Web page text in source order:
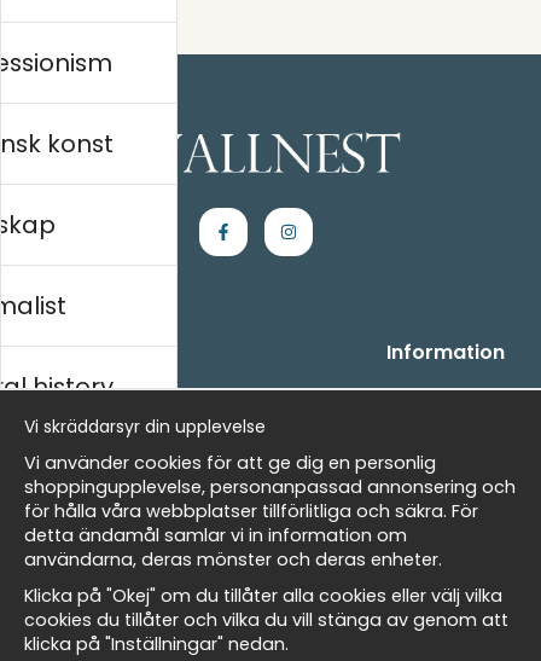
Handla
- Frågor? Vi hjälper dig gärna.
- När du handlar hos oss
- Returer och återbetalningar
- Leverans - enkelt, snabbt &amp; gratis
- Cookies på Wallnest
- Här hittar du dina sparade favoriter
Information
Vi är Wallnest
Nyhetsbrev
Få våra bästa erbjudanden och nyheter!
konst
history
Vi skräddarsyr din upplevelse
Vi använder cookies för att ge dig en personlig
shoppingupplevelse, personanpassad annonsering och
för hålla våra webbplatser tillförlitliga och säkra. För
detta ändamål samlar vi in information om
användarna, deras mönster och deras enheter.
Klicka på "Okej" om du tillåter alla cookies eller välj vilka
cookies du tillåter och vilka du vill stänga av genom att
klicka på "Inställningar" nedan.